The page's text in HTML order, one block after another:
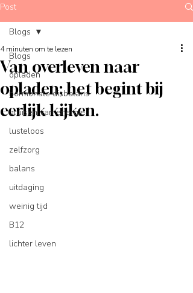
Post
Blogs
opladen
hormonale disbalans
bruisen van energie
lusteloos
zelfzorg
balans
uitdaging
weinig tijd
B12
lichter leven
Blogs
Van overleven naar
opladen; het begint bij
eerlijk kijken.
4 minuten om te lezen